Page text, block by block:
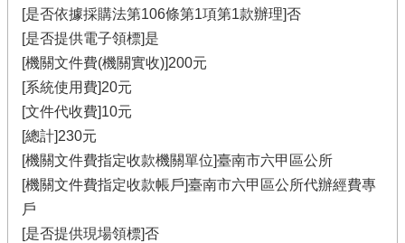
[是否依據採購法第106條第1項第1款辦理]否
[是否提供電子領標]是
[機關文件費(機關實收)]200元
[系統使用費]20元
[文件代收費]10元
[總計]230元
[機關文件費指定收款機關單位]臺南市六甲區公所
[機關文件費指定收款帳戶]臺南市六甲區公所代辦經費專
戶
[是否提供現場領標]否